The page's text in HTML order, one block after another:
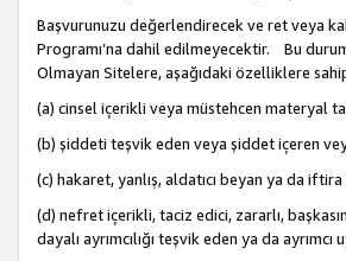
Başvurunuzu değerlendirecek ve ret veya
Programı’na dahil edilmeyecektir. Bu
Olmayan Sitelere, aşağıdaki özelliklere
(a) cinsel içerikli veya müstehcen materyal
(b) şiddeti teşvik eden veya şiddet içeren
(c) hakaret, yanlış, aldatıcı beyan ya da
(d) nefret içerikli, taciz edici, zararlı,
dayalı ayrımcılığı teşvik eden ya da